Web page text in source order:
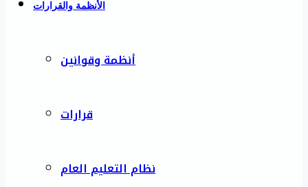
الأنظمة والقرارات
أنظمة وقوانين
قرارات
نظام التعليم العام